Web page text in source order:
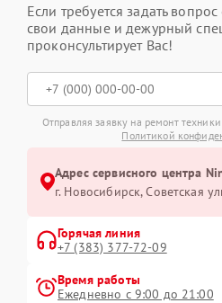
Если требуется задать вопрос
свои данные и дежурный
проконсультирует Вас!
Отправляя заявку на ремонт
Политикой
Адрес сервисного центра
г. Новосибирск, Советская
Горячая линия
+7 (383) 377-72-09
Время работы
Ежедневно с 9:00 до 21:00